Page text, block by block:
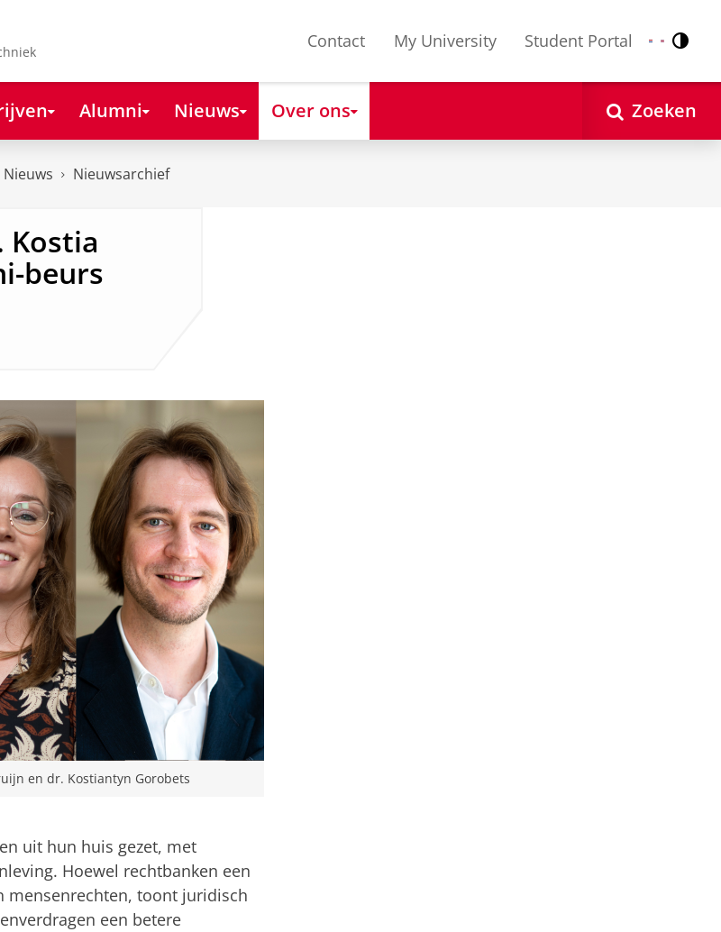
Contact My University Student Portal Nederlands
English
Alumni Nieuws Over ons Zoeken
Nieuws Nieuwsarchief
Kostia
beurs
en dr. Kostiantyn Gorobets
uit hun huis gezet, met
Hoewel rechtbanken een
mensenrechten, toont juridisch
een betere